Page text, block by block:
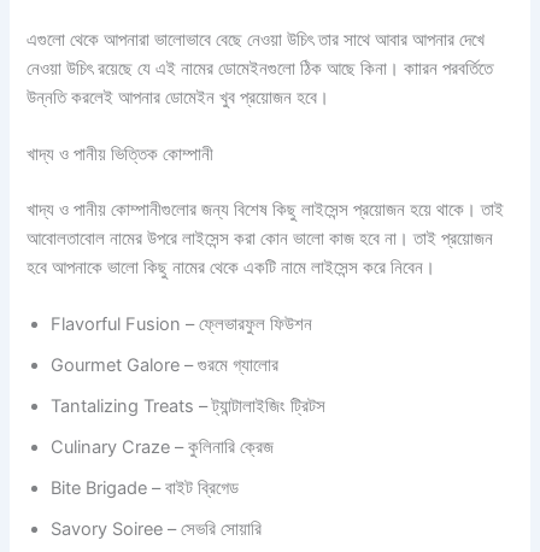
এগুলো থেকে আপনারা ভালোভাবে বেছে নেওয়া উচিৎ তার সাথে আবার আপনার দেখে
নেওয়া উচিৎ রয়েছে যে এই নামের ডোমেইনগুলো ঠিক আছে কিনা। কাারন পরবর্তিতে
উন্নতি করলেই আপনার ডোমেইন খুব প্রয়োজন হবে।
খাদ্য ও পানীয় ভিত্তিক কোম্পানী
খাদ্য ও পানীয় কোম্পানীগুলোর জন্য বিশেষ কিছু লাইসেন্স প্রয়োজন হয়ে থাকে। তাই
আবোলতাবোল নামের উপরে লাইসেন্স করা কোন ভালো কাজ হবে না। তাই প্রয়োজন
হবে আপনাকে ভালো কিছু নামের থেকে একটি নামে লাইসেন্স করে নিবেন।
Flavorful Fusion – ফ্লেভারফুল ফিউশন
Gourmet Galore – গুরমে গ্যালোর
Tantalizing Treats – ট্যান্টালাইজিং ট্রিটস
Culinary Craze – কুলিনারি ক্রেজ
Bite Brigade – বাইট ব্রিগেড
Savory Soiree – সেভরি সোয়ারি